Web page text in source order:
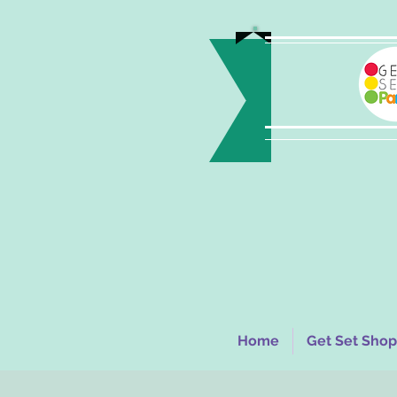
Home Get Set Shop